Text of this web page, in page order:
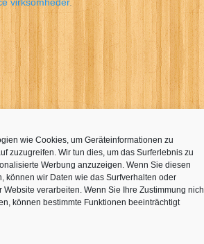
wie Cookies, um Geräteinformationen zu
zuzugreifen. Wir tun dies, um das Surferlebnis zu
Werbung anzuzeigen. Wenn Sie diesen
können wir Daten wie das Surfverhalten oder
verarbeiten. Wenn Sie Ihre Zustimmung
können bestimmte Funktionen beeinträchtigt